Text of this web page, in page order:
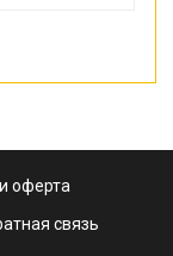
оферта
связь